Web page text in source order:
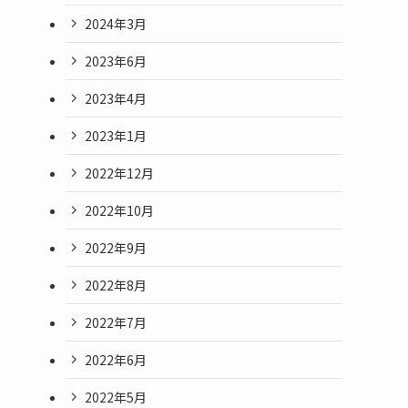
2024年3月
2023年6月
2023年4月
2023年1月
2022年12月
2022年10月
2022年9月
2022年8月
2022年7月
2022年6月
2022年5月